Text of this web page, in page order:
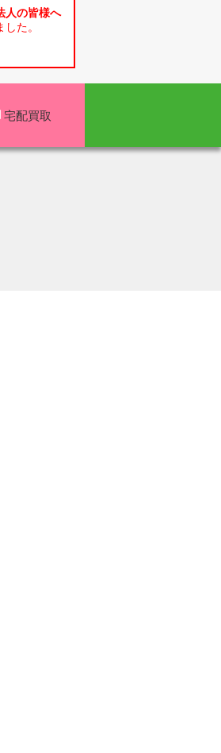
人の皆様へ
た。
宅配買取